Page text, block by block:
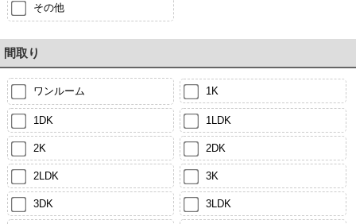
その他
間取り
ワンルーム 1K
1DK 1LDK
2K 2DK
2LDK 3K
3DK 3LDK